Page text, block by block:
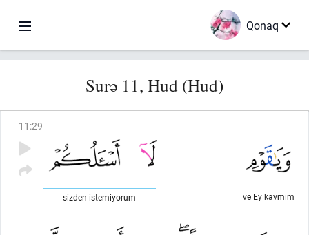
Qonaq
Surə 11, Hud (Hud)
11 :29
ve Ey kavmim
sizden istemiyorum